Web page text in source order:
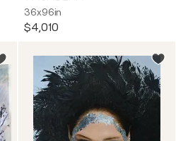
36x96in
$4,010